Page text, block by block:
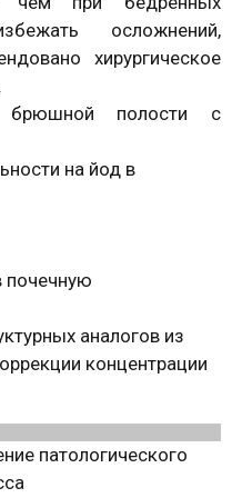
осложнений,
хирургическое
брюшной полости с
на йод в
почечную
аналогов из
концентрации
патологического